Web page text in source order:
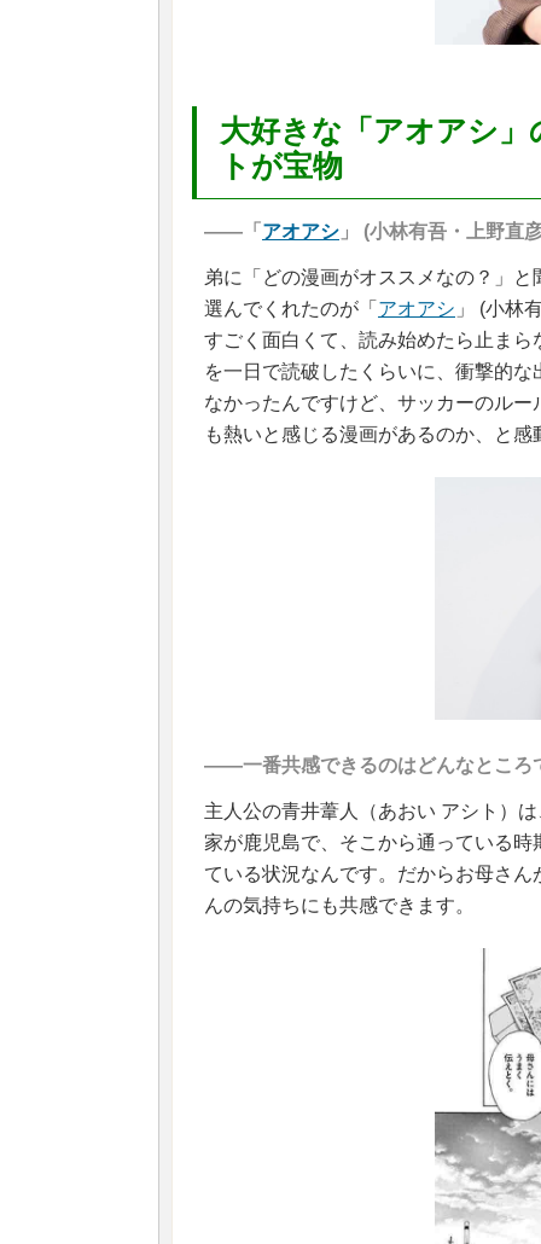
大好きな「アオアシ
トが宝物
――「 アオアシ 」 (小林有吾・上野直
弟に「どの漫画がオススメなの？」
選んでくれたのが「 アオアシ 」 (小林
すごく面白くて、読み始めたら止ま
を一日で読破したくらいに、衝撃的
なかったんですけど、サッカーのル
も熱いと感じる漫画があるのか、と感
――一番共感できるのはどんなところ
主人公の青井葦人（あおい アシト）
家が鹿児島で、そこから通っている
ている状況なんです。だからお母さ
んの気持ちにも共感できます。